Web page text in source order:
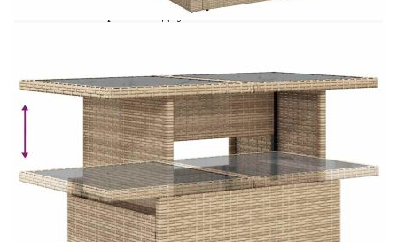
Размери на водоустойчивата чанта: 55 x 53
седалка): 110 кг
UV устойчив
Пластмасови регулируеми крачета
Необходим е монтаж
Централна седалка:
Цвят: Бежов